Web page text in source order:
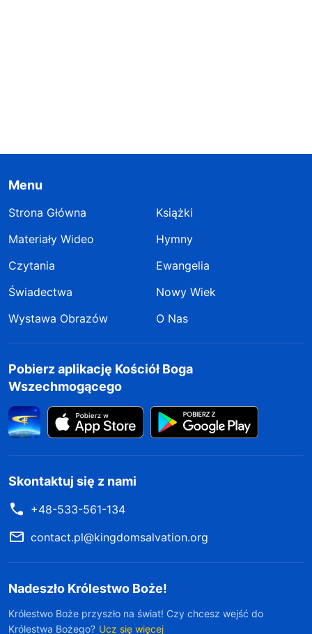
Menu
Strona Główna
Książki
Materiały Wideo
Hymny
Czytania
Ewangelia
Świadectwa
Nowy Wiek
Wystawa Obrazów
O Nas
Pobierz aplikację Kościół Boga
Wszechmogącego
Skontaktuj się z nami
+48-533-561-134
contact.pl@kingdomsalvation.org
Nadeszło Królestwo Boże!
Królestwo Boże przyszło na świat! Czy chcesz wejść do
Królestwa Bożego? Ucz się więcej